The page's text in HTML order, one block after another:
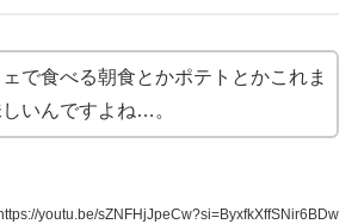
で食べる朝食とかポテトとかこれま
いんですよね…。
youtu.be/sZNFHjJpeCw?si=ByxfkXffSNir6BDw